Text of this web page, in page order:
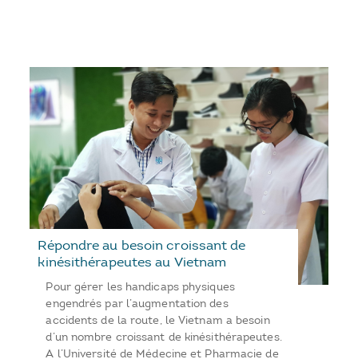
Répondre au besoin croissant de
kinésithérapeutes au Vietnam
Pour gérer les handicaps physiques
engendrés par l’augmentation des
accidents de la route, le Vietnam a besoin
d’un nombre croissant de kinésithérapeutes.
A l’Université de Médecine et Pharmacie de